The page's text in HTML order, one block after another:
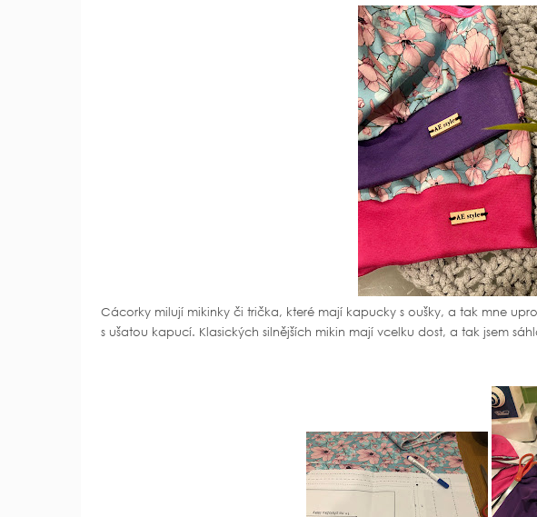
Cácorky milují mikinky či trička, které mají kapucky s oušky, a tak mne
s ušatou kapucí. Klasických silnějších mikin mají vcelku dost, a tak jsem